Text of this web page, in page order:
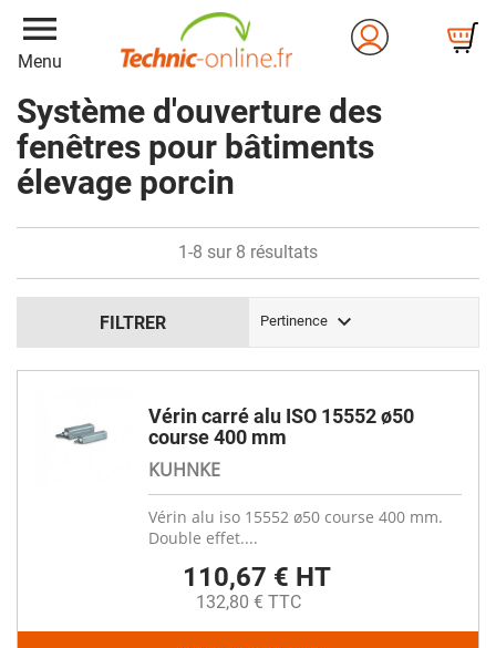
menu
Menu
Système d'ouverture des
fenêtres pour bâtiments
élevage porcin
FILTRER Pertinence 
1-8 sur 8 résultats
Vérin carré alu ISO 15552 ø50
course 400 mm
KUHNKE
Vérin alu iso 15552 ø50 course 400 mm.
Double effet....
110,67 € HT
132,80 € TTC